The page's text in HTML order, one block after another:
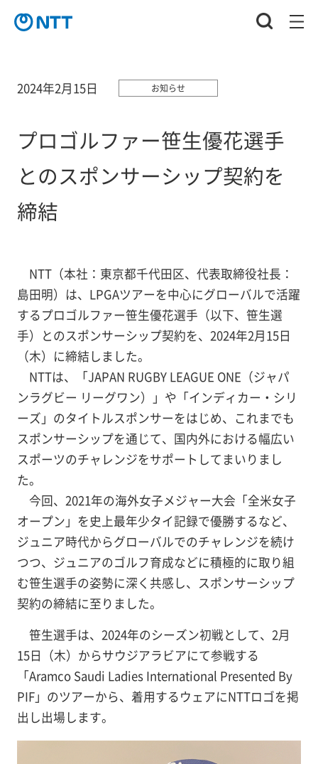
2024年2月15日 お知らせ
プロゴルファー笹生優花選手
とのスポンサーシップ契約を
締結
NTT（本社：東京都千代田区、代表取締役社長：
島田明）は、LPGAツアーを中心にグローバルで活躍
するプロゴルファー笹生優花選手（以下、笹生選
手）とのスポンサーシップ契約を、2024年2月15日
（木）に締結しました。
NTTは、「JAPAN RUGBY LEAGUE ONE（ジャパ
ンラグビー リーグワン）」や「インディカー・シリ
ーズ」のタイトルスポンサーをはじめ、これまでも
スポンサーシップを通じて、国内外における幅広い
スポーツのチャレンジをサポートしてまいりまし
た。
今回、2021年の海外女子メジャー大会「全米女子
オープン」を史上最年少タイ記録で優勝するなど、
ジュニア時代からグローバルでのチャレンジを続け
つつ、ジュニアのゴルフ育成などに積極的に取り組
む笹生選手の姿勢に深く共感し、スポンサーシップ
契約の締結に至りました。
笹生選手は、2024年のシーズン初戦として、2月
15日（木）からサウジアラビアにて参戦する
「Aramco Saudi Ladies International Presented By
PIF」のツアーから、着用するウェアにNTTロゴを掲
出し出場します。